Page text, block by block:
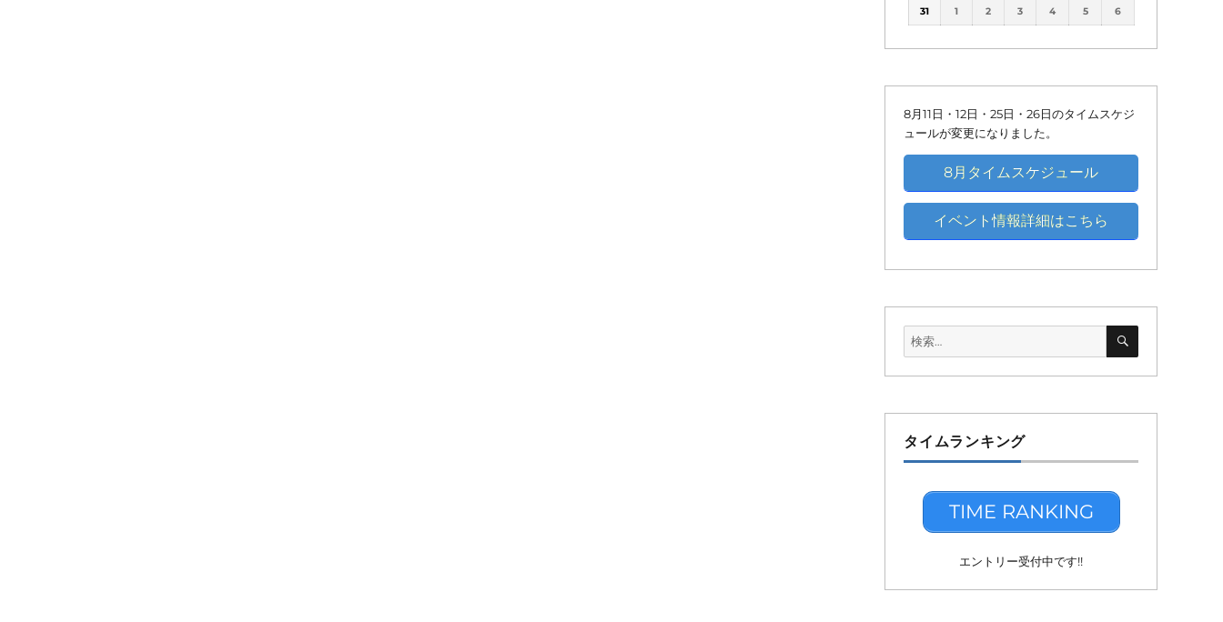
ン
ン
ン
ン
ン
ン
イ
イ
イ
イ
イ
イ
件
ベ
ン
ト)
件
ベ
ン
ト)
件
ベ
ン
件
ベ
ン
件
ベ
ン
31 1 2 3 4 5 6
8月11日・12日・25日・26日のタイムスケジ
ュールが変更になりました。
8月タイムスケジュール
イベント情報詳細はこちら
検
索:
検
タイムランキング
TIME RANKING
エントリー受付中です!!